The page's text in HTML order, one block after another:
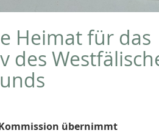
Heimat für das
des
übernimmt